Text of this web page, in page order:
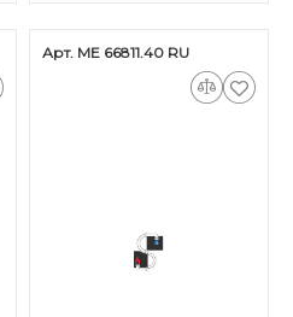
Арт. ME 66811.40 RU